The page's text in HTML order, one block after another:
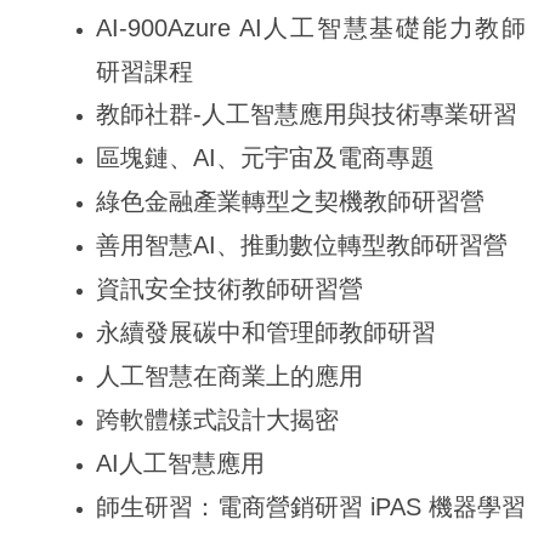
AI-900Azure AI 人工智慧基礎能力教師
研習課程
教師社群-人工智慧應用與技術專業研習
區塊鏈、AI、元宇宙及電商專題
綠色金融產業轉型之契機教師研習營
善用智慧AI、推動數位轉型教師研習營
資訊安全技術教師研習營
永續發展碳中和管理師教師研習
人工智慧在商業上的應用
跨軟體樣式設計大揭密
AI 人工智慧應用
師生研習：電商營銷研習 iPAS 機器學習